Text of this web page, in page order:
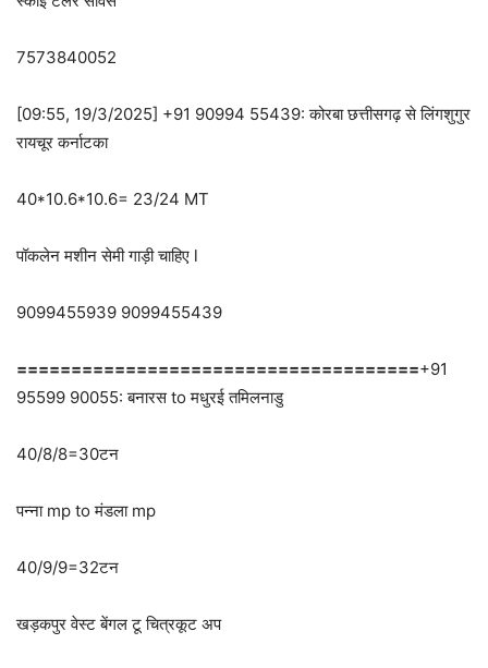
7573840052
[09:55, 19/3/2025] +91 90994 55439: कोरबा छत्तीसगढ़ से लिंगशुगुर
रायचूर कर्नाटका
40*10.6*10.6= 23/24 MT
पॉकलेन मशीन सेमी गाड़ी चाहिए l
9099455939 9099455439
=====================================+91
95599 90055: बनारस to मधुरई तमिलनाडु
40/8/8=30टन
पन्ना mp to मंडला mp
40/9/9=32टन
खड़कपुर वेस्ट बेंगल टू चित्रकूट अप